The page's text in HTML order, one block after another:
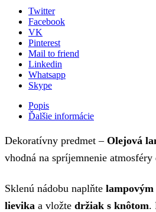
Twitter
Facebook
VK
Pinterest
Mail to friend
Linkedin
Whatsapp
Skype
Popis
Ďalšie informácie
Dekoratívny predmet – Olejová
vhodná na spríjemnenie atmosféry
Sklenú nádobu naplňte lampovým
lievika a vložte držiak s knôtom.